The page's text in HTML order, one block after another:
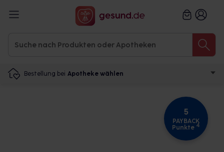
Bestellung bei Apotheke wählen
5
PAYBACK
Punkte 4